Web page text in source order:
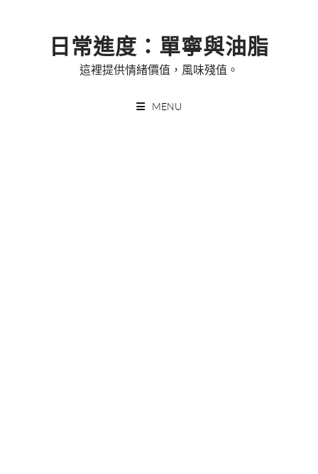
日常進度：單寧與油脂
這裡提供情緒價值，風味殘值。
MENU